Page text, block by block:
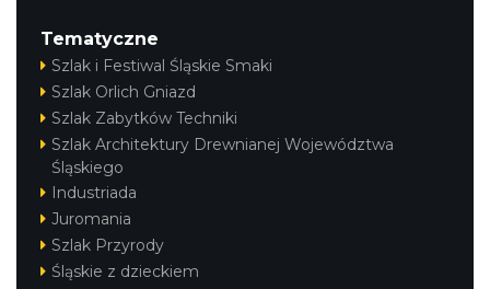
Tematyczne
Szlak i Festiwal Śląskie Smaki
Szlak Orlich Gniazd
Szlak Zabytków Techniki
Szlak Architektury Drewnianej Województwa
Śląskiego
Industriada
Juromania
Szlak Przyrody
Śląskie z dzieckiem